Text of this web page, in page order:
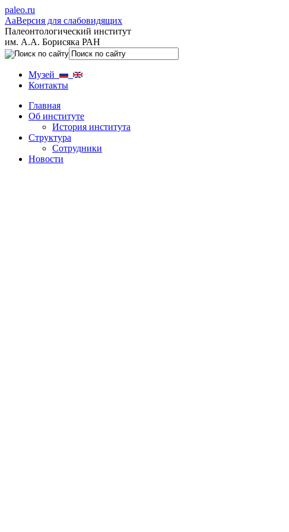
paleo.ru
AaВерсия для слабовидящих
Палеонтологический институт
им. А.А. Борисяка РАН
Музей
Контакты
Главная
Об институте
История института
Структура
Сотрудники
Новости